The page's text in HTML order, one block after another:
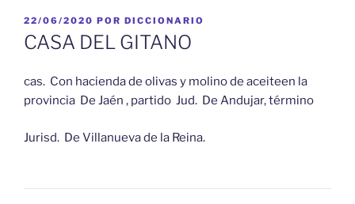
PUBLICADO
EL
22/06/2020 POR DICCIONARIO
CASA DEL GITANO
cas. Con hacienda de olivas y molino de aceiteen la
provincia De Jaén , partido Jud. De Andujar, término
Jurisd. De Villanueva de la Reina.